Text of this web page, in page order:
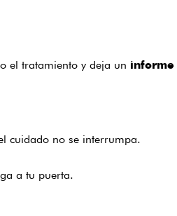
el tratamiento y deja un informe
cuidado no se interrumpa.
a tu puerta.